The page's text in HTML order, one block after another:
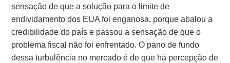
sensação de que a solução para o limite de
endividamento dos EUA foi enganosa, porque abalou a
credibilidade do país e passou a sensação de que o
problema fiscal não foi enfrentado. O pano de fundo
dessa turbulência no mercado é de que há percepção de